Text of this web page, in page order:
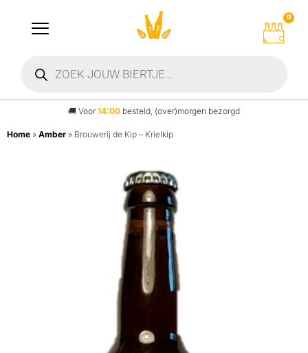
0
🚚 Voor 14:00 besteld, (over)morgen bezorgd
Home » Amber » Brouwerij de Kip – Krielkip